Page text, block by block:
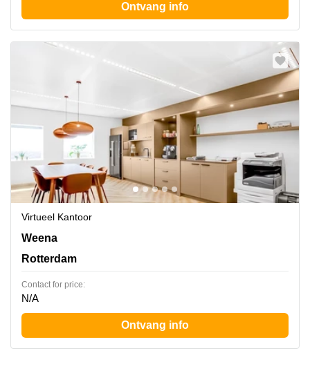
Ontvang info
Virtueel Kantoor
Weena 505, Rotterdam
Weena
Rotterdam
Contact for price:
N/A
Ontvang info